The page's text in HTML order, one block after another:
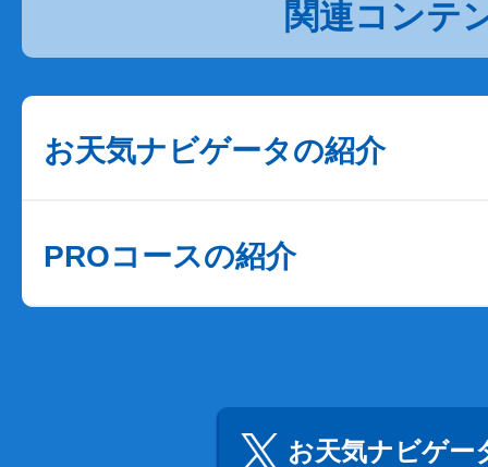
関連コンテ
お天気ナビゲータの紹介
PROコースの紹介
お天気ナビゲー